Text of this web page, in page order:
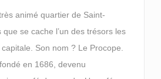
animé quartier de Saint-
se cache l’un des trésors les
Son nom ? Le Procope.
en 1686, devenu